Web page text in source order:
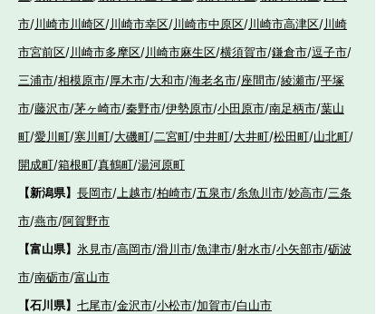
市/川崎市川崎区/川崎市幸区/川崎市中原区/川崎市高津区/川崎
市宮前区/川崎市多摩区/川崎市麻生区/横須賀市/鎌倉市/逗子市/
三浦市/相模原市/厚木市/大和市/海老名市/座間市/綾瀬市/平塚
市/藤沢市/茅ヶ崎市/秦野市/伊勢原市/小田原市/南足柄市/葉山
町/愛川町/寒川町/大磯町/二宮町/中井町/大井町/松田町/山北町/
開成町/箱根町/真鶴町/湯河原町
【新潟県】 長岡市/ 上越市/柏崎市/五泉市/糸魚川市/妙高市/三条
市/燕市/阿賀野市
【富山県】 氷見市/高岡市/滑川市/魚津市/射水市/小矢部市/砺波
市/南砺市/富山市
【石川県】 七尾市/金沢市/小松市/加賀市/白山市